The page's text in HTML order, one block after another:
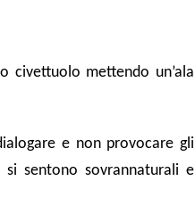
civettuolo mettendo un’ala
e non provocare gli
sentono sovrannaturali e